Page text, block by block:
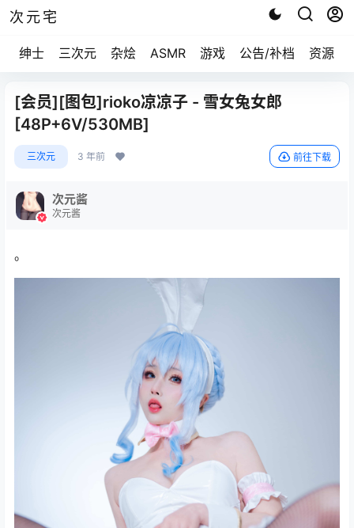
次元宅
绅士 三次元 杂烩 ASMR 游戏 公告/补档 资源求
[会员][图包]rioko凉凉子 - 雪女兔女郎
[48P+6V/530MB]
三次元 3 年前 前往下载
次元酱
次元酱
。